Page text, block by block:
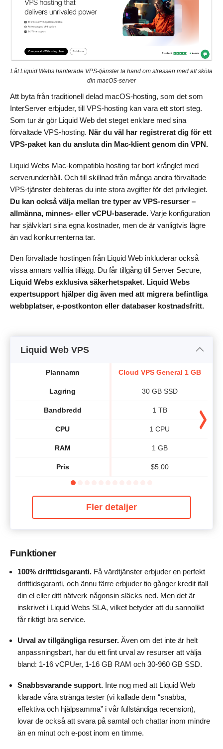
Låt Liquid Webs hanterade VPS-tjänster ta hand om stressen med att sköta
din macOS-server
Att byta från traditionell delad macOS-hosting, som det som
InterServer erbjuder, till VPS-hosting kan vara ett stort steg.
Som tur är gör Liquid Web det steget enklare med sina
förvaltade VPS-hosting. När du väl har registrerat dig för ett
VPS-paket kan du ansluta din Mac-klient genom din VPN.
Liquid Webs Mac-kompatibla hosting tar bort krånglet med
serverunderhåll. Och till skillnad från många andra förvaltade
VPS-tjänster debiteras du inte stora avgifter för det privilegiet.
Du kan också välja mellan tre typer av VPS-resurser –
allmänna, minnes- eller vCPU-baserade. Varje konfiguration
har självklart sina egna kostnader, men de är vanligtvis lägre
än vad konkurrenterna tar.
Den förvaltade hostingen från Liquid Web inkluderar också
vissa annars valfria tillägg. Du får tillgång till Server Secure,
Liquid Webs exklusiva säkerhetspaket. Liquid Webs
expertsupport hjälper dig även med att migrera befintliga
webbplatser, e-postkonton eller databaser kostnadsfritt.
Liquid Web VPS
Plannamn
Lagring
Bandbredd
CPU
RAM
Pris
Cloud VPS General 1 GB
30 GB SSD
1 TB
1 CPU
1 GB
$5.00
Fler detaljer
Funktioner
100% drifttidsgaranti. Få värdtjänster erbjuder en perfekt
drifttidsgaranti, och ännu färre erbjuder tio gånger kredit ifall
din el eller ditt nätverk någonsin släcks ned. Men det är
inskrivet i Liquid Webs SLA, vilket betyder att du sannolikt
får riktigt bra service.
Urval av tillgängliga resurser. Även om det inte är helt
anpassningsbart, har du ett fint urval av resurser att välja
bland: 1-16 vCPUer, 1-16 GB RAM och 30-960 GB SSD.
Snabbsvarande support. Inte nog med att Liquid Web
klarade våra stränga tester (vi kallade dem “snabba,
effektiva och hjälpsamma” i vår fullständiga recension),
lovar de också att svara på samtal och chattar inom mindre
än en minut och e-post inom en timme.